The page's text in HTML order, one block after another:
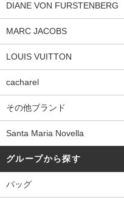
DIANE VON FURSTENBERG
MARC JACOBS
LOUIS VUITTON
cacharel
その他ブランド
Santa Maria Novella
グループから探す
バッグ